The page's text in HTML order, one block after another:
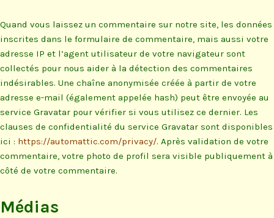
Quand vous laissez un commentaire sur notre site, les données
inscrites dans le formulaire de commentaire, mais aussi votre
adresse IP et l’agent utilisateur de votre navigateur sont
collectés pour nous aider à la détection des commentaires
indésirables. Une chaîne anonymisée créée à partir de votre
adresse e-mail (également appelée hash) peut être envoyée au
service Gravatar pour vérifier si vous utilisez ce dernier. Les
clauses de confidentialité du service Gravatar sont disponibles
ici : https://automattic.com/privacy/. Après validation de votre
commentaire, votre photo de profil sera visible publiquement à
côté de votre commentaire.
Médias